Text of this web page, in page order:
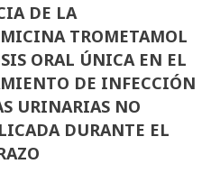
DE LA
TROMETAMOL
ORAL ÚNICA EN EL
DE INFECCIÓN
URINARIAS NO
DURANTE EL